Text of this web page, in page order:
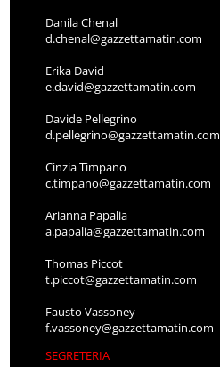
Danila Chenal
d.chenal@gazzettamatin.com
Erika David
e.david@gazzettamatin.com
Davide Pellegrino
d.pellegrino@gazzettamatin.com
Cinzia Timpano
c.timpano@gazzettamatin.com
Arianna Papalia
a.papalia@gazzettamatin.com
Thomas Piccot
t.piccot@gazzettamatin.com
Fausto Vassoney
f.vassoney@gazzettamatin.com
SEGRETERIA